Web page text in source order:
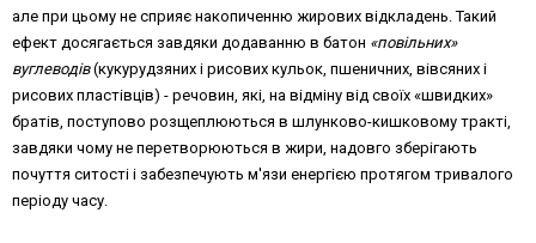
але при цьому не сприяє накопиченню жирових відкладень. Такий
ефект досягається завдяки додаванню в батон «повільних»
вуглеводів(кукурудзяних і рисових кульок, пшеничних, вівсяних і
рисових пластівців) - речовин, які, на відміну від своїх «швидких»
братів, поступово розщеплюються в шлунково-кишковому тракті,
завдяки чому не перетворюються в жири, надовго зберігають
почуття ситості і забезпечують м'язи енергією протягом тривалого
періоду часу.